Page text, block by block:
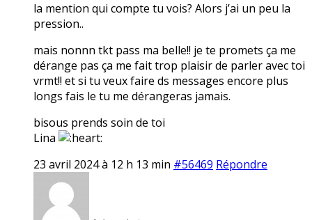
la mention qui compte tu vois? Alors j’ai un peu la
pression..
mais nonnn tkt pass ma belle!! je te promets ça me
dérange pas ça me fait trop plaisir de parler avec toi
vrmt!! et si tu veux faire ds messages encore plus
longs fais le tu me dérangeras jamais.
bisous prends soin de toi
Lina
23 avril 2024 à 12 h 13 min #56469 Répondre